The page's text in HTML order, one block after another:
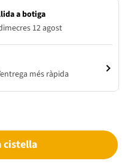
a botiga
12 agost
més ràpida
cistella